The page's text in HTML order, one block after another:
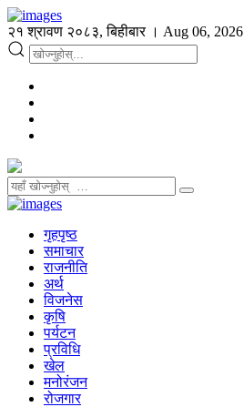
२१ श्रावण २०८३, बिहीबार । Aug 06, 2026
गृहपृष्ठ
समाचार
राजनीति
अर्थ
विजनेस
कृषि
पर्यटन
प्रविधि
खेल
मनोरंजन
रोजगार